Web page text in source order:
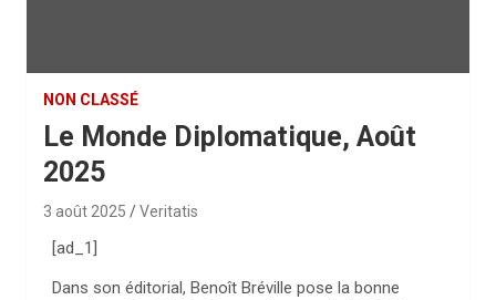
NON CLASSÉ
Le Monde Diplomatique, Août
2025
3 août 2025 Veritatis
[ad_1]
Dans son éditorial, Benoît Bréville pose la bonne